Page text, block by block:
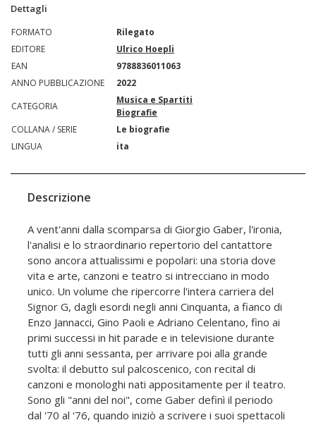
Dettagli
FORMATO
Rilegato
EDITORE
Ulrico Hoepli
EAN
9788836011063
ANNO PUBBLICAZIONE
2022
CATEGORIA
Musica e Spartiti
Biografie
COLLANA / SERIE
Le biografie
LINGUA
ita
Descrizione
A vent'anni dalla scomparsa di Giorgio Gaber, l'ironia,
l'analisi e lo straordinario repertorio del cantattore
sono ancora attualissimi e popolari: una storia dove
vita e arte, canzoni e teatro si intrecciano in modo
unico. Un volume che ripercorre l'intera carriera del
Signor G, dagli esordi negli anni Cinquanta, a fianco di
Enzo Jannacci, Gino Paoli e Adriano Celentano, fino ai
primi successi in hit parade e in televisione durante
tutti gli anni sessanta, per arrivare poi alla grande
svolta: il debutto sul palcoscenico, con recital di
canzoni e monologhi nati appositamente per il teatro.
Sono gli "anni del noi", come Gaber definì il periodo
dal '70 al '76, quando iniziò a scrivere i suoi spettacoli